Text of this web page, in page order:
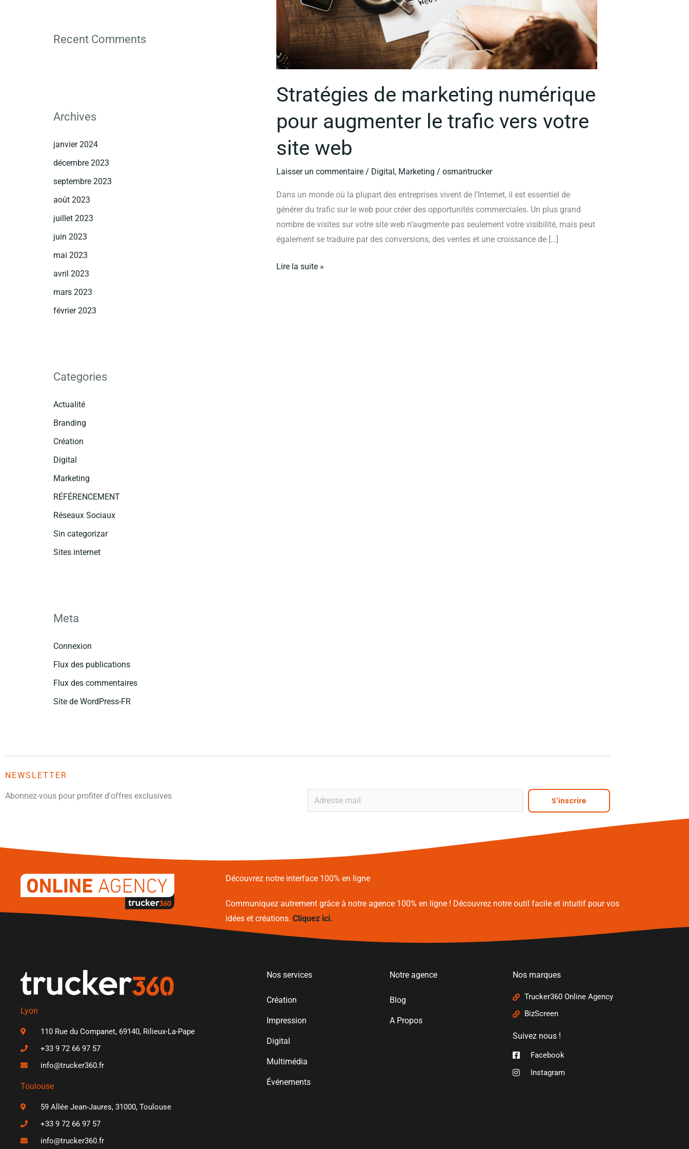
Recent Comments
Archives
janvier 2024
décembre 2023
septembre 2023
août 2023
juillet 2023
juin 2023
mai 2023
avril 2023
mars 2023
février 2023
Categories
Actualité
Branding
Création
Digital
Marketing
RÉFÉRENCEMENT
Réseaux Sociaux
Sin categorizar
Sites internet
Meta
Connexion
Flux des publications
Flux des commentaires
Site de WordPress-FR
Stratégies de marketing numérique
pour augmenter le trafic vers votre
site web
Laisser un commentaire / Digital, Marketing / osmantrucker
Dans un monde où la plupart des entreprises vivent de l’Internet, il est essentiel de
générer du trafic sur le web pour créer des opportunités commerciales. Un plus grand
nombre de visites sur votre site web n’augmente pas seulement votre visibilité, mais peut
également se traduire par des conversions, des ventes et une croissance de […]
Lire la suite »
NEWSLETTER
Abonnez-vous pour profiter d'offres exclusives
m
S'inscrire
Alternative:
Découvrez notre interface 100% en ligne
Communiquez autrement grâce à notre agence 100% en ligne ! Découvrez notre outil facile et intuitif pour vos
idées et créations. Cliquez ici.
Lyon
110 Rue du Companet, 69140, Rilieux-La-Pape
+33 9 72 66 97 57
info@trucker360.fr
Toulouse
59 Allée Jean-Jaures, 31000, Toulouse
+33 9 72 66 97 57
info@trucker360.fr
Nos services
Création
Impression
Digital
Multimédia
Événements
Notre agence
Blog
A Propos
Nos marques
Trucker360 Online Agency
BizScreen
Suivez nous !
Facebook
Instagram